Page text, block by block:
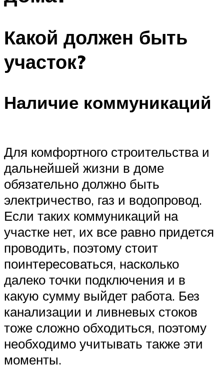
Какой должен быть
участок?
Наличие коммуникаций
Для комфортного строительства и
дальнейшей жизни в доме
обязательно должно быть
электричество, газ и водопровод.
Если таких коммуникаций на
участке нет, их все равно придется
проводить, поэтому стоит
поинтересоваться, насколько
далеко точки подключения и в
какую сумму выйдет работа. Без
канализации и ливневых стоков
тоже сложно обходиться, поэтому
необходимо учитывать также эти
моменты.